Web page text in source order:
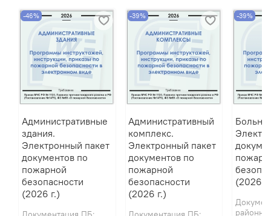
-46%
Административные
здания.
Электронный пакет
документов по
пожарной
безопасности
(2026 г.)
-39%
Административный
комплекс.
Электронный пакет
документов по
пожарной
безопасности
(2026 г.)
-39%
(2026